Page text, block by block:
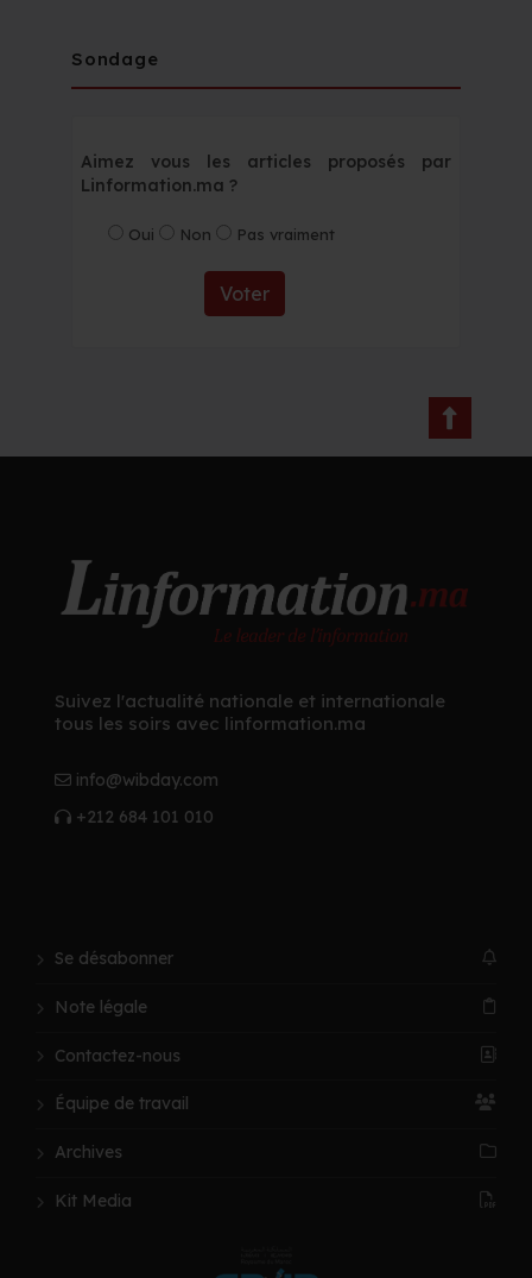
Sondage
Aimez vous les articles proposés par
Linformation.ma ?
Oui Non Pas vraiment
Voter
Suivez l'actualité nationale et internationale
tous les soirs avec linformation.ma
info@wibday.com
+212 684 101 010
Se désabonner
Note légale
Contactez-nous
Équipe de travail
Archives
Kit Media